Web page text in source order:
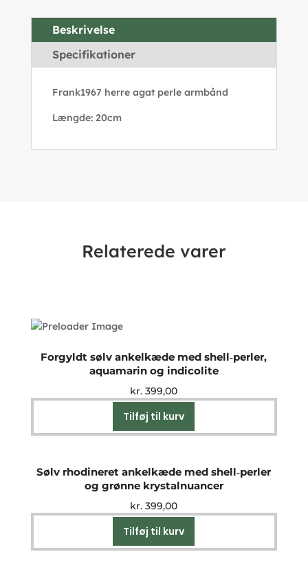
Beskrivelse
Specifikationer
Frank1967 herre agat perle armbånd
Længde: 20cm
Relaterede varer
Forgyldt sølv ankelkæde med shell‑perler,
aquamarin og indicolite
kr. 399,00
Tilføj til kurv
Sølv rhodineret ankelkæde med shell‑perler
og grønne krystalnuancer
kr. 399,00
Tilføj til kurv